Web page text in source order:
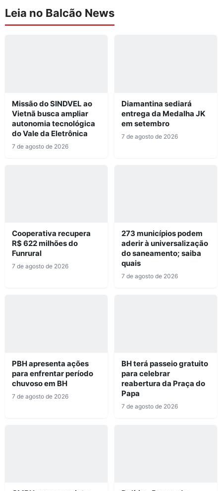
Leia no Balcão News
Missão do SINDVEL ao
Vietnã busca ampliar
autonomia tecnológica
do Vale da Eletrônica
7 de agosto de 2026
Diamantina sediará
entrega da Medalha JK
em setembro
7 de agosto de 2026
Cooperativa recupera
R$ 622 milhões do
Funrural
7 de agosto de 2026
273 municípios podem
aderir à universalização
do saneamento; saiba
quais
7 de agosto de 2026
PBH apresenta ações
para enfrentar período
chuvoso em BH
7 de agosto de 2026
BH terá passeio gratuito
para celebrar
reabertura da Praça do
Papa
7 de agosto de 2026